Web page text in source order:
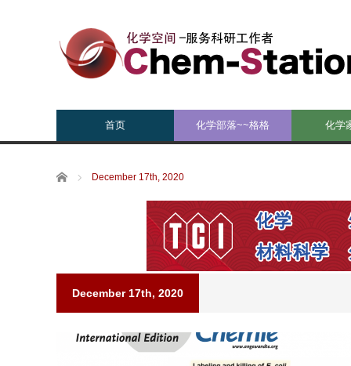
首页 化学部落~~格格 化学
Home December 17th, 2020
December 17th, 2020